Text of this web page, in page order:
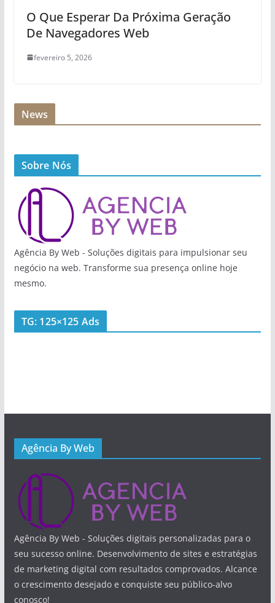
O Que Esperar Da Próxima Geração
De Navegadores Web
fevereiro 5, 2026
News
Sobre Nós
Agência By Web - Soluções digitais para impulsionar seu
negócio na web. Transforme sua presença online hoje
mesmo.
TG: 125×125 Ads
Agência By Web
Agência By Web - Soluções digitais personalizadas para o
seu sucesso online. Desenvolvimento de sites e estratégias
de marketing digital com resultados comprovados. Alcance
o crescimento desejado e conquiste seu público-alvo
conosco!